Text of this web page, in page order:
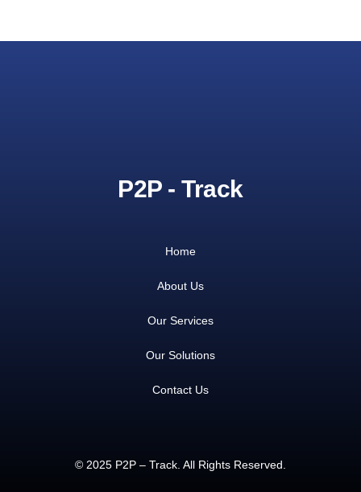
P2P - Track
Home
About Us
Our Services
Our Solutions
Contact Us
© 2025 P2P – Track. All Rights Reserved.